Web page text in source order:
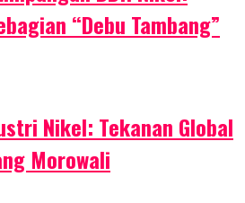
“Debu Tambang”
Nikel: Tekanan Global
Morowali